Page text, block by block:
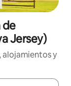
de
Jersey)
alojamientos y